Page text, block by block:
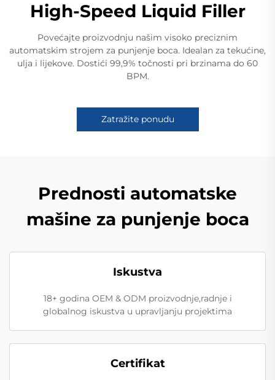
High-Speed Liquid Filler
Povećajte proizvodnju našim visoko preciznim
automatskim strojem za punjenje boca. Idealan za tekućine,
ulja i lijekove. Dostići 99,9% točnosti pri brzinama do 60
BPM.
Zatražite ponudu
Prednosti automatske
mašine za punjenje boca
Iskustva
18+ godina OEM & ODM proizvodnje,radnje i
globalnog iskustva u upravljanju projektima
Certifikat